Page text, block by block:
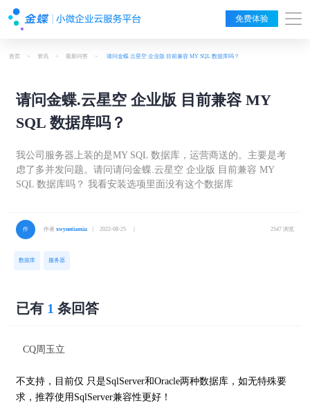
免费体验
首页 > 资讯 > 最新问答 > 请问金蝶.云星空 企业版 目前兼容 MY SQL 数据库吗？
请问金蝶.云星空 企业版 目前兼容 MY
SQL 数据库吗？
我公司服务器上装的是MY SQL 数据库，运营商送的。主要是考
虑了多并发问题。请问请问金蝶.云星空 企业版 目前兼容 MY
SQL 数据库吗？ 我看安装选项里面没有这个数据库
作者xwyuntianxia | 2022-08-25 ｜
数据库 服务器
2547 浏览
已有 1 条回答
CQ周玉立
不支持，目前仅 只是SqlServer和Oracle两种数据库，如无特殊要
求，推荐使用SqlServer兼容性更好！